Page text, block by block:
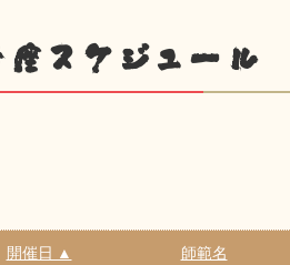
座スケジュール
開催日 ▲ 師範名